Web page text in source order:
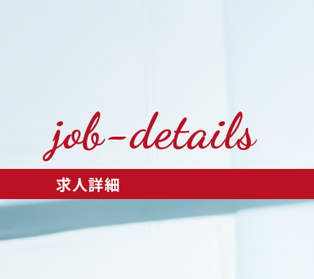
job-details
求人詳細